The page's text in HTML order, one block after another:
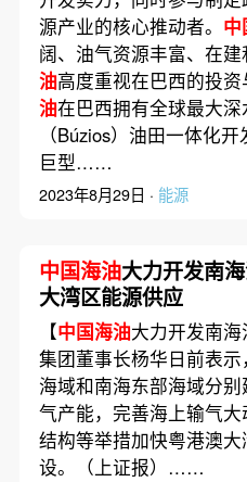
源产业的核心推动者。 中
阔、油气资源丰富、在建
油高度重视在巴西的投资
油在巴西拥有全球最大
（Búzios）油田一体化
巨型……
2023年8月29日 · 能源
中国海油大力开发南
大湾区能源供应
【中国海油大力开发南
集团董事长杨华日前表示，
海域和南海东部海域分
气产能，完善海上输气
结构等举措加快粤港澳
设。（上证报）……